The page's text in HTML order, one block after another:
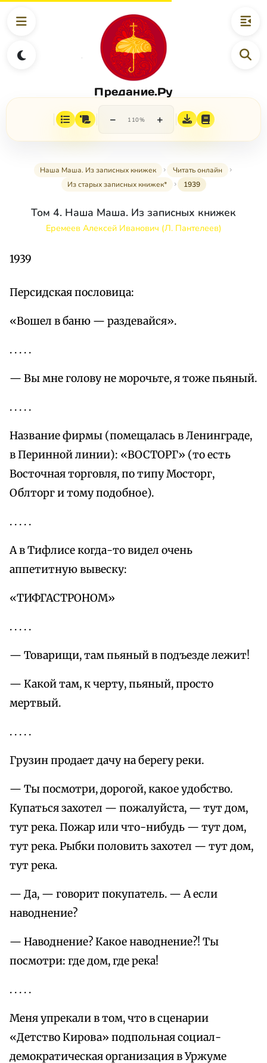
Предание.Ру
− 110% +
Наша Маша. Из записных книжек
Читать онлайн
Из старых записных книжек*
1939
Том 4. Наша Маша. Из записных книжек
Еремеев Алексей Иванович (Л. Пантелеев)
1939
Персидская пословица:
«Вошел в баню — раздевайся».
. . . . .
— Вы мне голову не морочьте, я тоже пьяный.
. . . . .
Название фирмы (помещалась в Ленинграде,
в Перинной линии): «ВОСТОРГ» (то есть
Восточная торговля, по типу Мосторг,
Облторг и тому подобное).
. . . . .
А в Тифлисе когда-то видел очень
аппетитную вывеску:
«ТИФГАСТРОНОМ»
. . . . .
— Товарищи, там пьяный в подъезде лежит!
— Какой там, к черту, пьяный, просто
мертвый.
. . . . .
Грузин продает дачу на берегу реки.
— Ты посмотри, дорогой, какое удобство.
Купаться захотел — пожалуйста, — тут дом,
тут река. Пожар или что-нибудь — тут дом,
тут река. Рыбки половить захотел — тут дом,
тут река.
— Да, — говорит покупатель. — А если
наводнение?
— Наводнение? Какое наводнение?! Ты
посмотри: где дом, где река!
. . . . .
Меня упрекали в том, что в сценарии
«Детство Кирова» подпольная социал-
демократическая организация в Уржуме